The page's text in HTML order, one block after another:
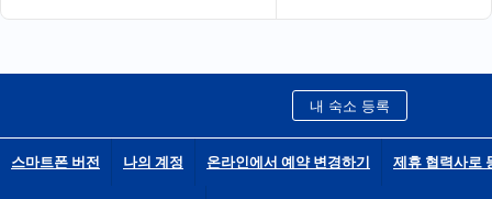
내 숙소 등록
스마트폰 버전 나의 계정 온라인에서 예약 변경하기 제휴 협력사로